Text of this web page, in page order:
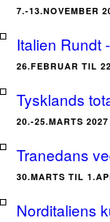
7.-13.NOVEMBER
Italien Rundt
26.FEBRUAR TIL
Tysklands
20.-25.MARTS 2027
Tranedans
30.MARTS TIL
Norditaliens